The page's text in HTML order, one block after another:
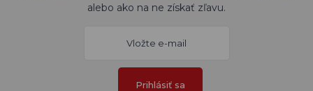
alebo ako na ne získať zľavu.
Prihlásiť sa